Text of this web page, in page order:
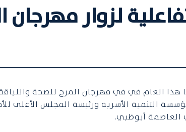
لزوار مهرجان
العام في في مهرجان المرح للصحة
التنمية الأسرية ورئيسة المجلس الأعلى